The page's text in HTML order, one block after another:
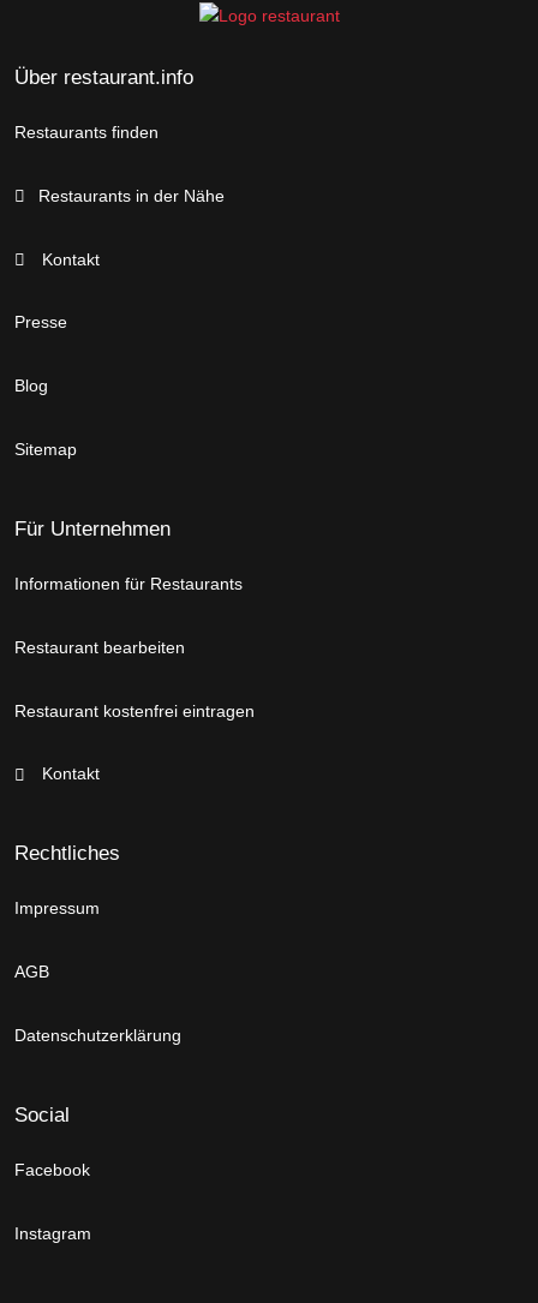
Über restaurant.info
Restaurants finden
Restaurants in der Nähe
Kontakt
Presse
Blog
Sitemap
Für Unternehmen
Informationen für Restaurants
Restaurant bearbeiten
Restaurant kostenfrei eintragen
Kontakt
Rechtliches
Impressum
AGB
Datenschutzerklärung
Social
Facebook
Instagram